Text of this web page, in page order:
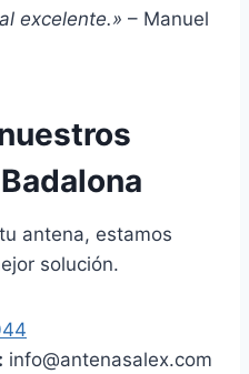
excelente.» – Manuel
antena, estamos
solución.
info@antenasalex.com